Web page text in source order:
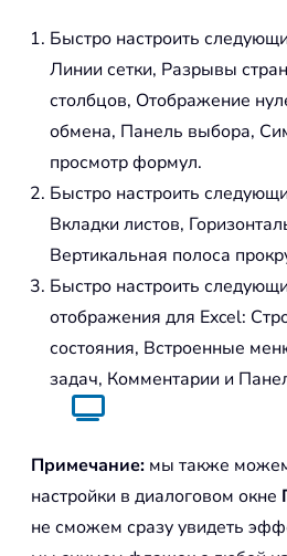
Быстро настроить
Линии сетки, Разрывы
столбцов, Отображение
обмена, Панель выбора,
просмотр формул.
Быстро настроить
Вкладки листов,
Вертикальная полоса
Быстро настроить
отображения для Excel:
состояния, Встроенные
задач, Комментарии и
Примечание: мы также
настройки в диалоговом окне
не сможем сразу увидеть